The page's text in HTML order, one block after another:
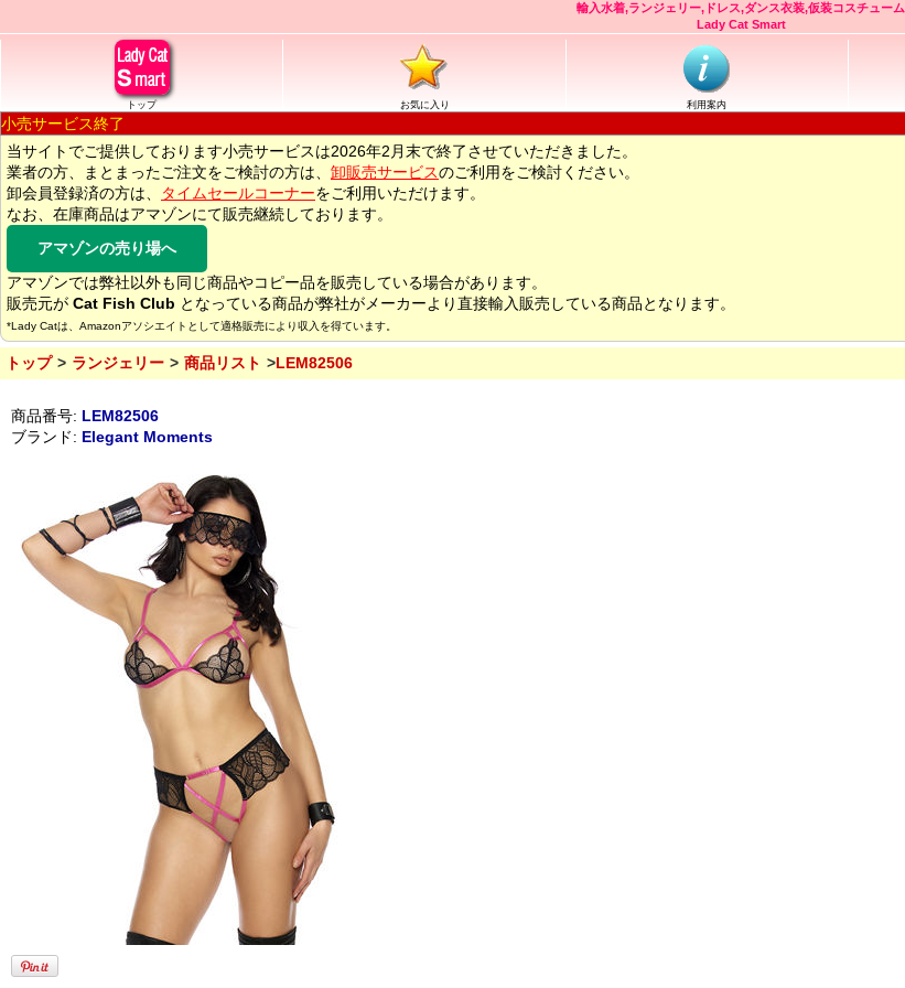
輸入水着,ランジェリー,ドレス,ダンス衣装,仮装コスチューム
Lady Cat Smart
トップ お気に入り 利用案内
小売サービス終了
当サイトでご提供しております小売サービスは2026年2月末で終了させていただきました。
業者の方、まとまったご注文をご検討の方は、 卸販売サービスのご利用をご検討ください。
卸会員登録済の方は、
タイムセールコーナーをご利用いただけます。
なお、在庫商品はアマゾンにて販売継続しております。
アマゾンの売り場へ
アマゾンでは弊社以外も同じ商品やコピー品を販売している場合があります。
販売元が Cat Fish Club となっている商品が弊社がメーカーより直接輸入販売している商品となります。
*Lady Catは、Amazonアソシエイトとして適格販売により収入を得ています。
トップ ランジェリー 商品リスト LEM82506
商品番号: LEM82506
ブランド: Elegant Moments